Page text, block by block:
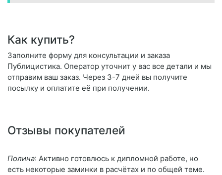
Как купить?
Заполните форму для консультации и заказа
Публицистика. Оператор уточнит у вас все детали и мы
отправим ваш заказ. Через 3-7 дней вы получите
посылку и оплатите её при получении.
Отзывы покупателей
Полина: Активно готовлюсь к дипломной работе, но
есть некоторые заминки в расчётах и по общей теме.